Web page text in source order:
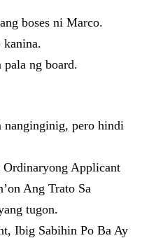
boses ni Marco.
kanina.
ng board.
nanginginig, pero hindi
Applicant
Ang Trato Sa
tugon.
Ibig Sabihin Po Ba Ay